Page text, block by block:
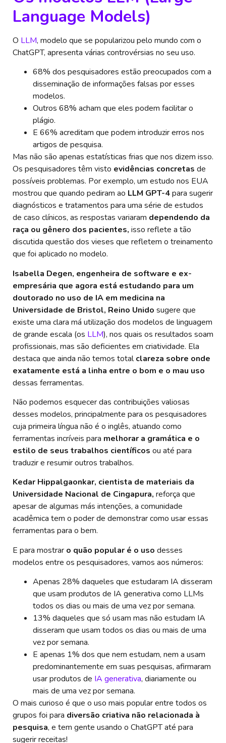
Language Models)
O LLM, modelo que se popularizou pelo mundo com o
ChatGPT, apresenta várias controvérsias no seu uso.
68% dos pesquisadores estão preocupados com a
disseminação de informações falsas por esses
modelos.
Outros 68% acham que eles podem facilitar o
plágio.
E 66% acreditam que podem introduzir erros nos
artigos de pesquisa.
Mas não são apenas estatísticas frias que nos dizem isso.
Os pesquisadores têm visto evidências concretas de
possíveis problemas. Por exemplo, um estudo nos EUA
mostrou que quando pediram ao LLM GPT-4para sugerir
diagnósticos e tratamentos para uma série de estudos
de caso clínicos, as respostas variaram dependendo da
raça ou gênero dos pacientes, isso reflete a tão
discutida questão dos vieses que refletem o treinamento
que foi aplicado no modelo.
Isabella Degen, engenheira de software e ex-
empresária que agora está estudando para um
doutorado no uso de IA em medicina na
Universidade de Bristol, Reino Unido sugere que
existe uma clara má utilização dos modelos de linguagem
de grande escala (os LLM), nos quais os resultados soam
profissionais, mas são deficientes em criatividade. Ela
destaca que ainda não temos totalclareza sobre onde
exatamente está a linha entre o bom e o mau uso
dessas ferramentas.
Não podemos esquecer das contribuições valiosas
desses modelos, principalmente para os pesquisadores
cuja primeira língua não é o inglês, atuando como
ferramentas incríveis para melhorar a gramática e o
estilo de seus trabalhos científicos ou até para
traduzir e resumir outros trabalhos.
Kedar Hippalgaonkar, cientista de materiais da
Universidade Nacional de Cingapura, reforça que
apesar de algumas más intenções, a comunidade
acadêmica tem o poder de demonstrar como usar essas
ferramentas para o bem.
E para mostrar o quão popular é o uso desses
modelos entre os pesquisadores, vamos aos números:
Apenas 28% daqueles que estudaram IA disseram
que usam produtos de IA generativa como LLMs
todos os dias ou mais de uma vez por semana.
13% daqueles que só usam mas não estudam IA
disseram que usam todos os dias ou mais de uma
vez por semana.
E apenas 1% dos que nem estudam, nem a usam
predominantemente em suas pesquisas, afirmaram
usar produtos de IA generativa, diariamente ou
mais de uma vez por semana.
O mais curioso é que o uso mais popular entre todos os
grupos foi para diversão criativa não relacionada à
pesquisa, e tem gente usando o ChatGPT até para
sugerir receitas!